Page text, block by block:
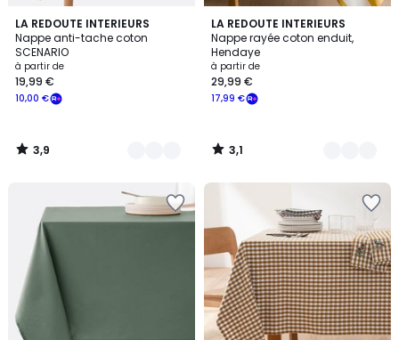
LA REDOUTE INTERIEURS
Nappe anti-tache coton
SCENARIO
à partir de
10,00 €
19,99 €
3,9
/ 5
12
Couleurs
3,9
/
LA REDOUTE INTERIEURS
Nappe rayée coton enduit,
Hendaye
à partir de
17,99 €
29,99 €
3,1
/
5
3
Couleurs
3,1
/